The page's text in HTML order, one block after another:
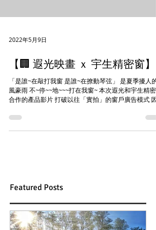
2022年5月9日
【🏢 遐光映畫 ｘ 宇生精密窗】
「是誰~在敲打我窗 是誰~在撩動琴弦」 是夏季擾人的
風豪雨 不~停~~地~~~打在我窗~ 本次遐光和宇生精密
合作的產品影片 打破以往「實拍」的窗戶廣告模式 因
言兩語描述出來~ 所以採用了2D結合3D動畫的方式呈
Featured Posts